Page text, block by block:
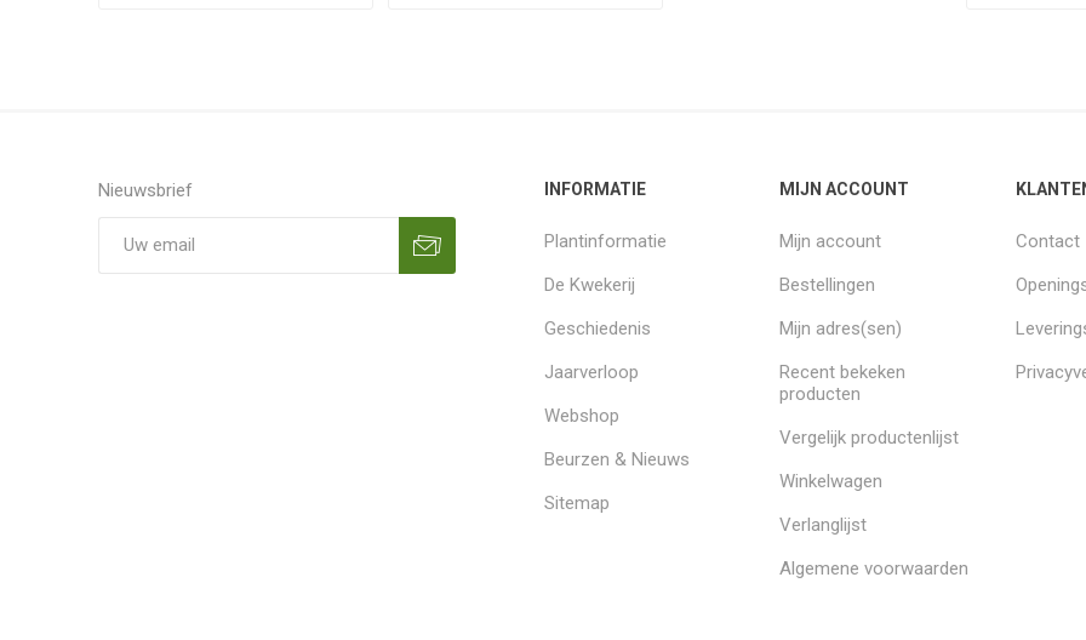
Nieuwsbrief INFORMATIE
Plantinformatie
De Kwekerij
Geschiedenis
Jaarverloop
Webshop
Beurzen & Nieuws
Sitemap
MIJN ACCOUNT
Mijn account
Bestellingen
Mijn adres(sen)
Recent bekeken
producten
Vergelijk productenlijst
Winkelwagen
Verlanglijst
Algemene voorwaarden
Contact